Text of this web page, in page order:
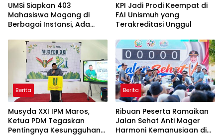
UMSi Siapkan 403
Mahasiswa Magang di
Berbagai Instansi, Ada
Taiwan
KPI Jadi Prodi Keempat di
FAI Unismuh yang
Terakreditasi Unggul
Berita
Musyda XXI IPM Maros,
Ketua PDM Tegaskan
Pentingnya Kesungguhan
Berita
Ribuan Peserta Ramaikan
Jalan Sehat Anti Mager
Harmoni Kemanusiaan di